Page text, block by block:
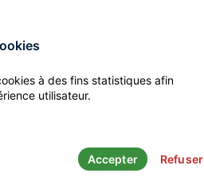
à des fins statistiques afin
utilisateur.
Accepter Refuser